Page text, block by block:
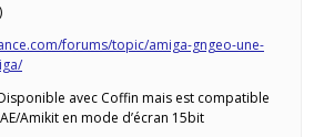
forums/topic/amiga-gngeo-une-
avec Coffin mais est compatible
Amikit en mode d’écran 15bit